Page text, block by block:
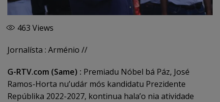
463 Views
Jornalísta : Arménio //
G-RTV.com (Same) : Premiadu Nóbel bá Páz, José
Ramos-Horta nu’udár mós kandidatu Prezidente
Repúblika 2022-2027, kontinua hala’o nia atividade